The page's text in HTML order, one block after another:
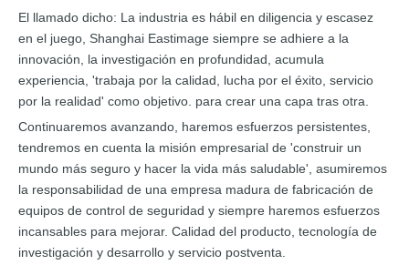
El llamado dicho: La industria es hábil en diligencia y escasez
en el juego, Shanghai Eastimage siempre se adhiere a la
innovación, la investigación en profundidad, acumula
experiencia, 'trabaja por la calidad, lucha por el éxito, servicio
por la realidad' como objetivo. para crear una capa tras otra.
Continuaremos avanzando, haremos esfuerzos persistentes,
tendremos en cuenta la misión empresarial de 'construir un
mundo más seguro y hacer la vida más saludable', asumiremos
la responsabilidad de una empresa madura de fabricación de
equipos de control de seguridad y siempre haremos esfuerzos
incansables para mejorar. Calidad del producto, tecnología de
investigación y desarrollo y servicio postventa.